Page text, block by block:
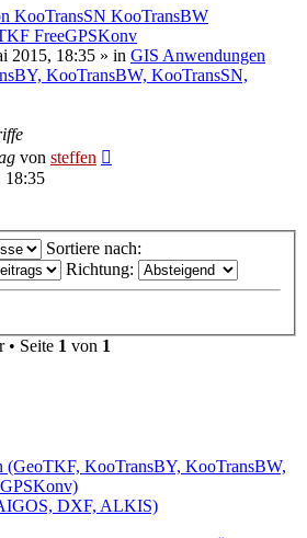
KooTransSN KooTransBW
FreeGPSKonv
2015, 18:35 » in GIS Anwendungen
KooTransBW, KooTransSN,
von steffen
18:35
Sortiere nach:
Richtung:
• Seite 1 von 1
(GeoTKF, KooTransBY, KooTransBW,
DXF, ALKIS)